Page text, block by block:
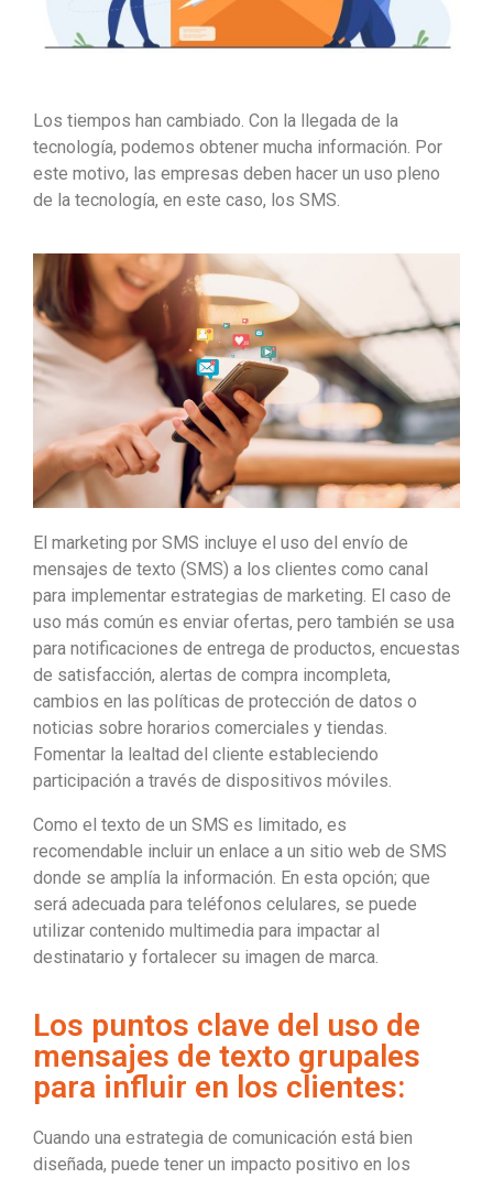
Los tiempos han cambiado. Con la llegada de la
tecnología, podemos obtener mucha información. Por
este motivo, las empresas deben hacer un uso pleno
de la tecnología, en este caso, los SMS.
El marketing por SMS incluye el uso del envío de
mensajes de texto (SMS) a los clientes como canal
para implementar estrategias de marketing. El caso de
uso más común es enviar ofertas, pero también se usa
para notificaciones de entrega de productos, encuestas
de satisfacción, alertas de compra incompleta,
cambios en las políticas de protección de datos o
noticias sobre horarios comerciales y tiendas.
Fomentar la lealtad del cliente estableciendo
participación a través de dispositivos móviles.
Como el texto de un SMS es limitado, es
recomendable incluir un enlace a un sitio web de SMS
donde se amplía la información. En esta opción; que
será adecuada para teléfonos celulares, se puede
utilizar contenido multimedia para impactar al
destinatario y fortalecer su imagen de marca.
Los puntos clave del uso de
mensajes de texto grupales
para influir en los clientes:
Cuando una estrategia de comunicación está bien
diseñada, puede tener un impacto positivo en los